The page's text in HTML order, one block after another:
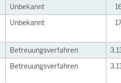
Unbekannt
Unbekannt
Betreuungsverfahren
Betreuungsverfahren